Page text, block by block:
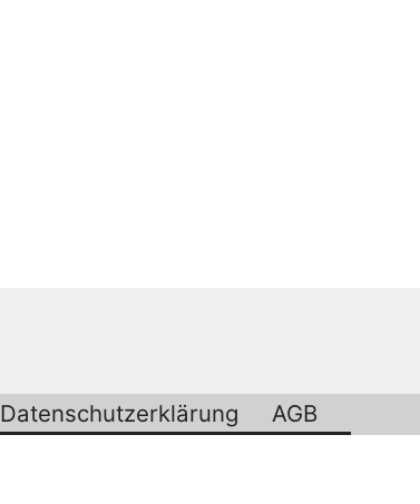
Datenschutzerklärung AGB